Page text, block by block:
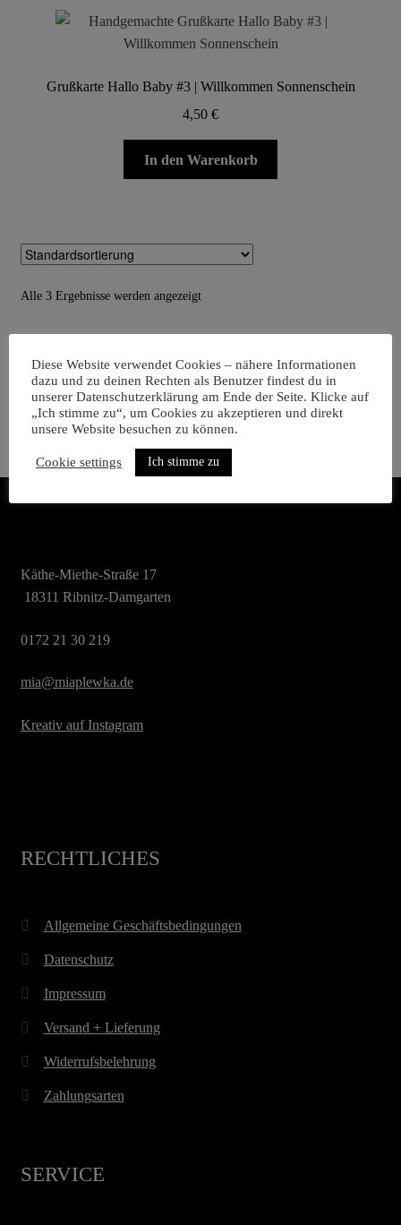
Grußkarte Hallo Baby #3 | Willkommen Sonnenschein
4,50 €
In den Warenkorb
Alle 3 Ergebnisse werden angezeigt
Produkt-Kategorien
Käthe-Miethe-Straße 17
18311 Ribnitz-Damgarten
0172 21 30 219
mia@miaplewka.de
Kreativ auf Instagram
RECHTLICHES
Allgemeine Geschäftsbedingungen
Datenschutz
Impressum
Versand + Lieferung
Widerrufsbelehrung
Zahlungsarten
SERVICE
Diese Website verwendet Cookies – nähere Informationen
dazu und zu deinen Rechten als Benutzer findest du in
unserer Datenschutzerklärung am Ende der Seite. Klicke auf
„Ich stimme zu“, um Cookies zu akzeptieren und direkt
unsere Website besuchen zu können.
Cookie settings Ich stimme zu